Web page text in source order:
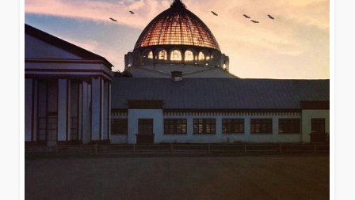
Москва
Товары и услуги Москвы